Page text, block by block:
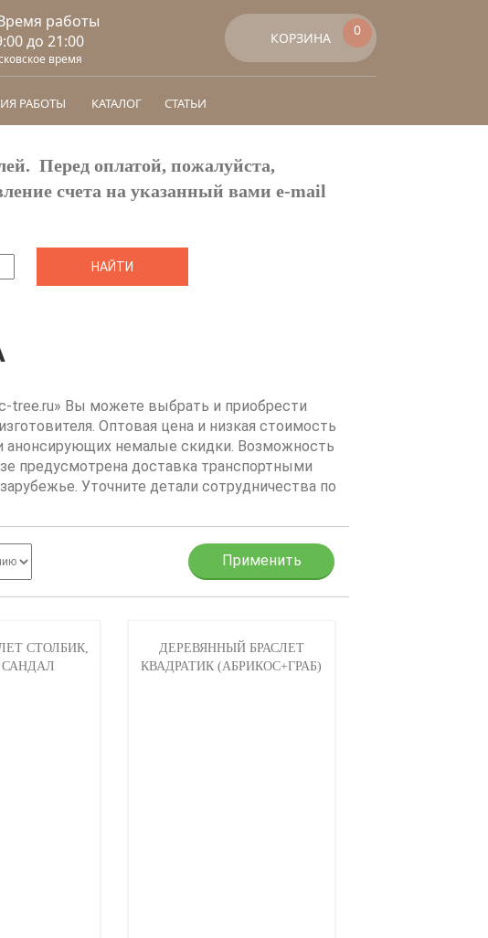
до 21:00
время
КОРЗИНА 0
РАБОТЫ КАТАЛОГ СТАТЬИ
Перед оплатой, пожалуйста,
счета на указанный вами e-mail
tree.ru» Вы можете выбрать и приобрести
Оптовая цена и низкая стоимость
немалые скидки. Возможность
предусмотрена доставка транспортными
Уточните детали сотрудничества по
СТОЛБИК,
ДЕРЕВЯННЫЙ БРАСЛЕТ
КВАДРАТИК (АБРИКОС+ГРАБ)